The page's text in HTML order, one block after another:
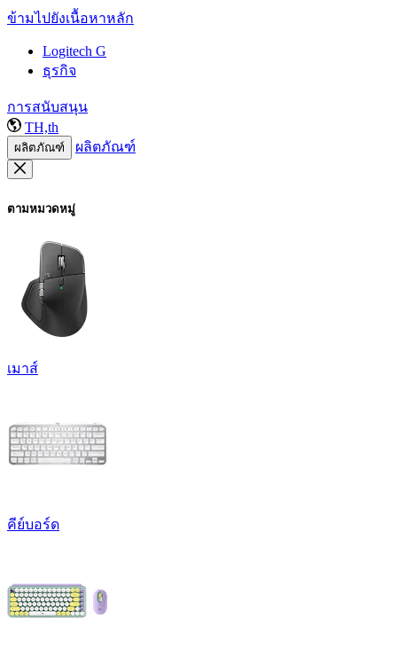
ข้ามไปยังเนื้อหาหลัก
Logitech G
ธุรกิจ
การสนับสนุน
TH,th
ผลิตภัณฑ์ ผลิตภัณฑ์
ตามหมวดหมู่
เมาส์
คีย์บอร์ด